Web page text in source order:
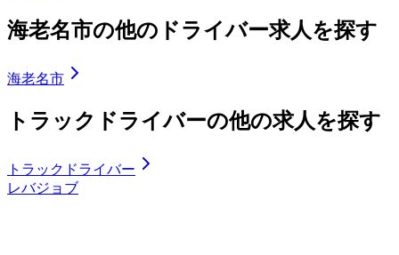
海老名市の他のドライバー求人を探す
海老名市
トラックドライバーの他の求人を探す
トラックドライバー
レバジョブ